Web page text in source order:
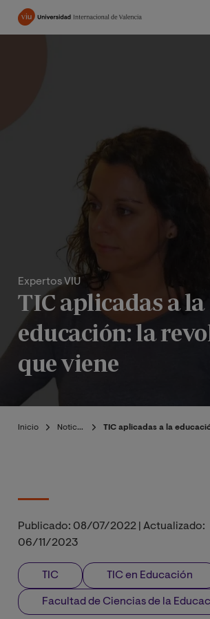
Pasar
Expertos VIU
TIC aplicadas a la
educación: la
que viene
Inicio Noticias TIC aplicadas a la
Publicado: 08/07/2022
Actualizado:
06/11/2023
TIC TIC en Educación
Facultad de Ciencias de la